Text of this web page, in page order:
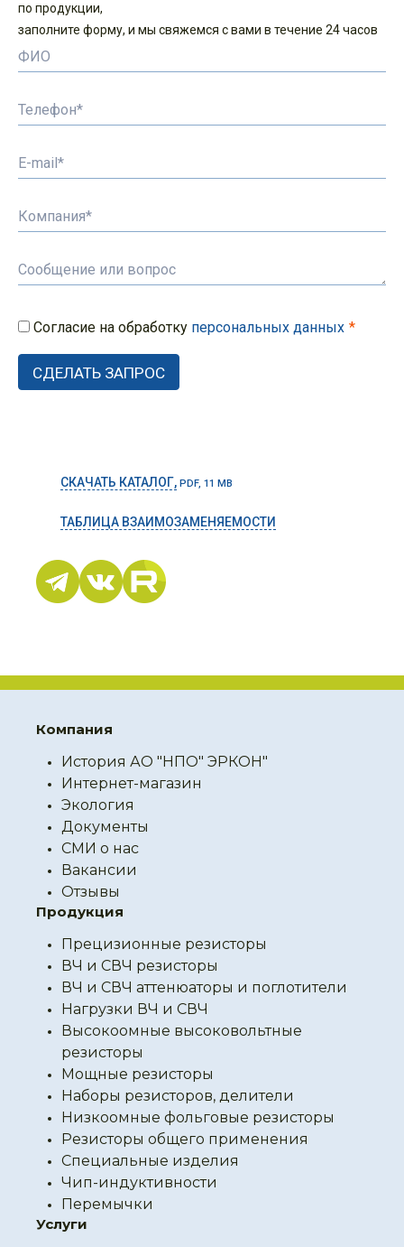
по продукции,
заполните форму, и мы свяжемся с вами в течение 24 часов
Согласие на обработку персональных данных
СКАЧАТЬ КАТАЛОГ, PDF, 11 MB
ТАБЛИЦА ВЗАИМОЗАМЕНЯЕМОСТИ
Компания
История АО "НПО" ЭРКОН"
Интернет-магазин
Экология
Документы
СМИ о нас
Вакансии
Отзывы
Продукция
Прецизионные резисторы
ВЧ и СВЧ резисторы
ВЧ и СВЧ аттенюаторы и поглотители
Нагрузки ВЧ и СВЧ
Высокоомные высоковольтные
резисторы
Мощные резисторы
Наборы резисторов, делители
Низкоомные фольговые резисторы
Резисторы общего применения
Специальные изделия
Чип-индуктивности
Перемычки
Услуги